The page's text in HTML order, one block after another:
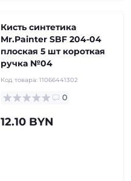
Кисть синтетика
Mr.Painter SBF 204-04
плоская 5 шт короткая
ручка №04
Код товара: 11066441302
0
12.10 BYN